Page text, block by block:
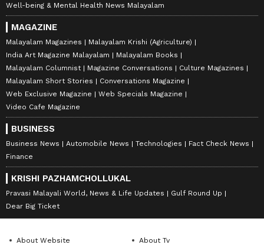
Well-being & Mental Health News Malayalam
MAGAZINE
Malayalam Magazines
Malayalam Krishi (Agriculture)
India Art Magazine Malayalam
Malayalam Books
Malayalam Columnist
Magazine Conversations
Culture Magazines
Malayalam Short Stories
Conversations Magazine
Web Exclusive Magazine
Web Specials Magazine
Video Cafe Magazine
BUSINESS
Business News Automobile News Technologies
Fact Check News
Finance
KRISHI PAZHAMCHOLLUKAL
Pravasi Malayali World, News & Life Updates
Gulf Round Up
Dear Big Ticket
About Website About Tv